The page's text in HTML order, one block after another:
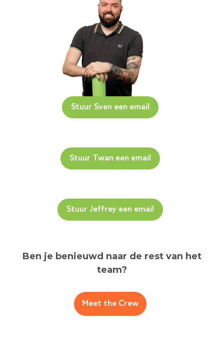
Stuur Sven een email
Stuur Twan een email
Stuur Jeffrey een email
Ben je benieuwd naar de rest van het
team?
Meet the Crew